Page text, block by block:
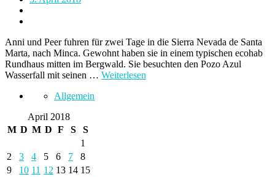
Anni und Peer fuhren für zwei Tage in die Sierra Nevada de Santa
Marta, nach Minca. Gewohnt haben sie in einem typischen ecohab
Rundhaus mitten im Bergwald. Sie besuchten den Pozo Azul
Wasserfall mit seinen … Weiterlesen
Allgemein
April 2018
M D M D F S
S
1
2
3 4 5 6 7
8
9
10 11 12 13 14 15